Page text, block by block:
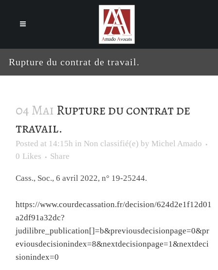
Rupture du contrat de travail.
04 Mai Rupture du contrat de
travail.
Posted at 14:15h in Non classifié(e) by Michel Amado
0 Likes Share
Cass., Soc., 6 avril 2022, n° 19-25244.
https://www.courdecassation.fr/decision/624d2e1f12d01
a2df91a32dc?
judilibre_publication[]=b&previousdecisionpage=0&pr
eviousdecisionindex=8&nextdecisionpage=1&nextdeci
sionindex=0